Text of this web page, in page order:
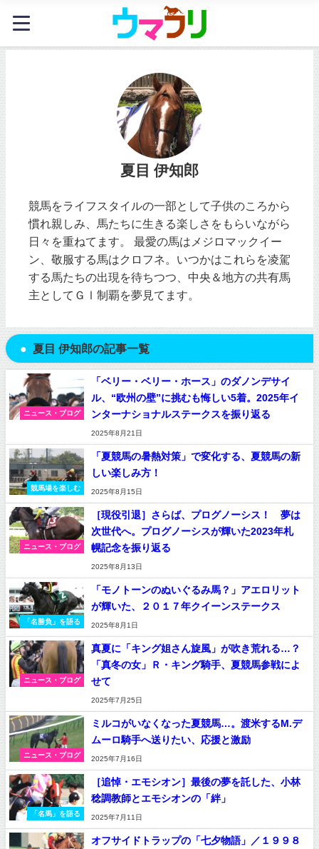
夏目 伊知郎
競馬をライフスタイルの一部として子供のころから
慣れ親しみ、馬たちに生きる楽しさをもらいながら
日々を重ねてます。 最愛の馬はメジロマックイー
ン、敬服する馬はクロフネ。いつかはこれらを凌駕
する馬たちの出現を待ちつつ、中央＆地方の共有馬
主としてＧⅠ制覇を夢見てます。
夏目 伊知郎の記事一覧
ニュース・ブログ
「ベリー・ベリー・ホース」のダノンデサイ
ル、“欧州の壁”に挑むも悔しい5着。2025年イ
ンターナショナルステークスを振り返る
2025年8月21日
競馬場を楽しむ
「夏競馬の暑熱対策」で変化する、夏競馬の新
しい楽しみ方！
2025年8月15日
ニュース・ブログ
［現役引退］さらば、プログノーシス！ 夢は
次世代へ。プログノーシスが輝いた2023年札
幌記念を振り返る
2025年8月13日
「名勝負」を語る
「モノトーンのぬいぐるみ馬？」アエロリット
が輝いた、２０１７年クイーンステークス
2025年8月1日
ニュース・ブログ
真夏に「キング姐さん旋風」が吹き荒れる…？
「真冬の女」Ｒ・キング騎手、夏競馬参戦によ
せて
2025年7月25日
ニュース・ブログ
ミルコがいなくなった夏競馬…。渡米するM.デ
ムーロ騎手へ送りたい、応援と激励
2025年7月16日
「名馬」を語る
［追悼・エモシオン］最後の夢を託した、小林
稔調教師とエモシオンの「絆」
2025年7月11日
オフサイドトラップの「七夕物語」／１９９８